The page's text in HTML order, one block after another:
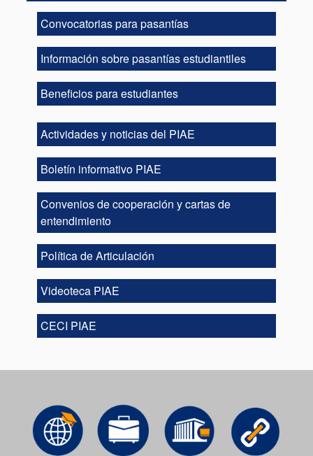
Convocatorias para pasantías
Información sobre pasantías estudiantiles
Beneficios para estudiantes
Actividades y noticias del PIAE
Boletín informativo PIAE
Convenios de cooperación y cartas de
entendimiento
Política de Articulación
Videoteca PIAE
CECI PIAE